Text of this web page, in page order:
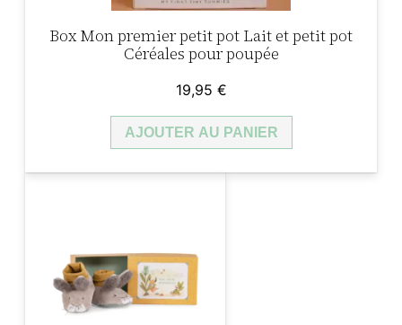
Box Mon premier petit pot Lait et petit pot
Céréales pour poupée
19,95 €
AJOUTER AU PANIER